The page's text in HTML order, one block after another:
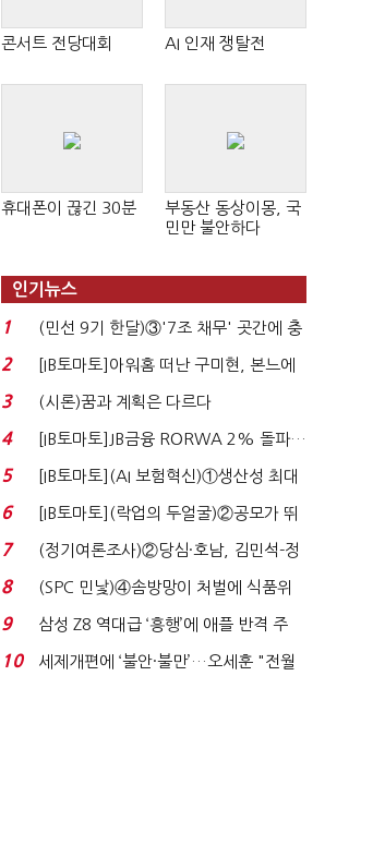
콘서트 전당대회 AI 인재 쟁탈전
휴대폰이 끊긴 30분
부동산 동상이몽, 국
민만 불안하다
인기뉴스
1
(민선 9기 한달)③'7조 채무' 곳간에 충
격…추미애, 20년...
2
[IB토마토]아워홈 떠난 구미현, 본느에
340억 베팅…가...
3 (시론)꿈과 계획은 다르다
4
[IB토마토]JB금융 RORWA 2% 돌파…
실적 견인은 은행 ...
5
[IB토마토](AI 보험혁신)①생산성 최대
80% 개선…현실...
6
[IB토마토](락업의 두얼굴)②공모가 뛰
자 첫날 매도…FI ...
7
(정기여론조사)②당심·호남, 김민석-정
청래 '초접전'...
8
(SPC 민낯)④솜방망이 처벌에 식품위
생법 위반 반복...
9
삼성 Z8 역대급 ‘흥행’에 애플 반격 주
목…9월 ‘폴...
10
세제개편에 ‘불안·불만’…오세훈 "전월